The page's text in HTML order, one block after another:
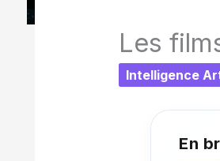
Les
Intelligence